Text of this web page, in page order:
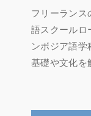
フリーランス
語スクールロ
ンボジア語学
基礎や文化を